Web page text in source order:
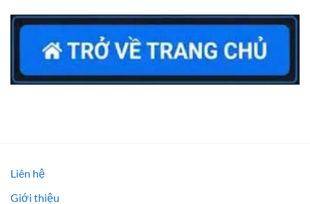
Liên hệ
Giới thiệu